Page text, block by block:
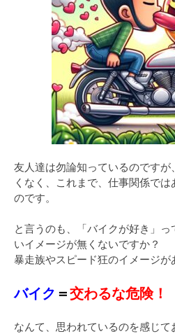
友人達は勿論知っているのです
くなく、これまで、仕事関係で
のです。
と言うのも、「バイクが好き」
いイメージが無くないですか？
暴走族やスピード狂のイメージが
バイク ＝交わるな危険！
なんて、思われているのを感じ